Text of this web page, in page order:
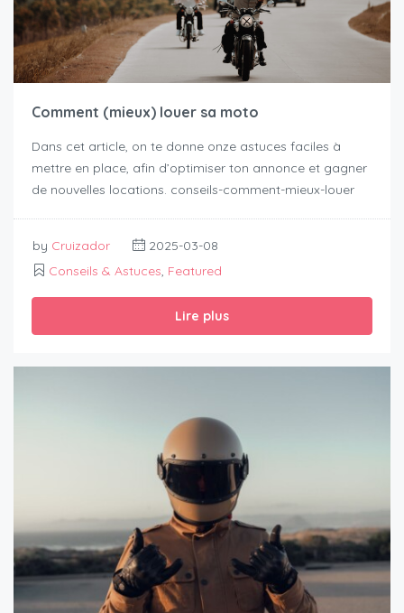
Comment (mieux) louer sa moto
Dans cet article, on te donne onze astuces faciles à
mettre en place, afin d’optimiser ton annonce et gagner
de nouvelles locations. conseils-comment-mieux-louer
by Cruizador
2025-03-08
Conseils & Astuces, Featured
Lire plus